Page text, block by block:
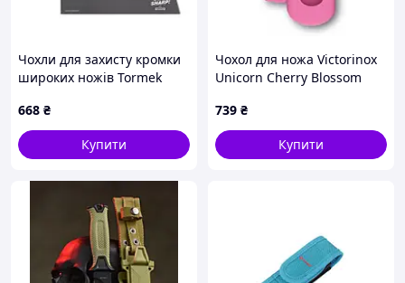
Чохли для захисту кромки
широких ножів Tormek
Код/Артикул EP-63
668 ₴
Купити
Чохол для ножа Victorinox
Unicorn Cherry Blossom
739 ₴
Купити